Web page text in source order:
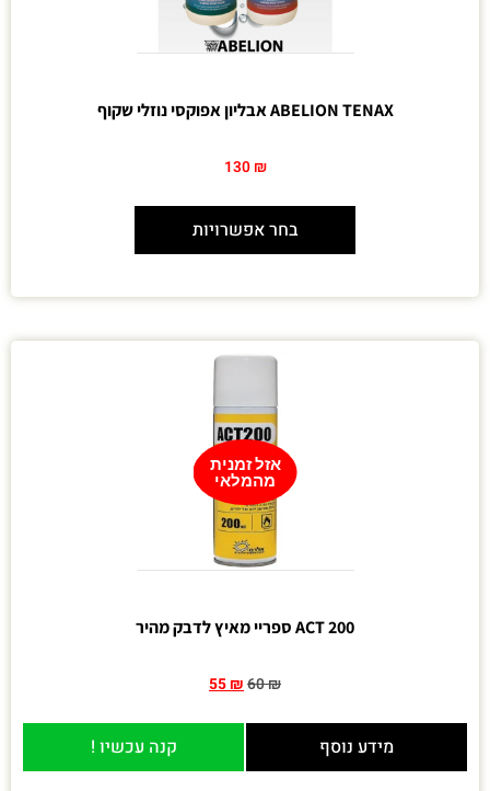
ABELION TENAX אבליון אפוקסי נוזלי שקוף
130 ₪
בחר אפשרויות
אזל זמנית
מהמלאי
ACT 200 ספריי מאיץ לדבק מהיר
60₪
55₪
מידע נוסף קנה עכשיו !